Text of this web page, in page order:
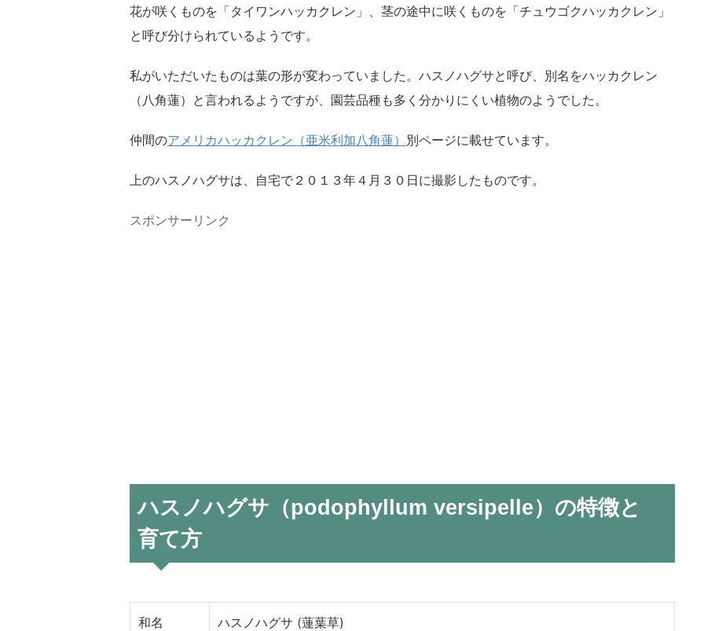
花が咲くものを「タイワンハッカクレン」、茎の途中に咲くものを「チュウゴクハッカクレン」
と呼び分けられているようです。
私がいただいたものは葉の形が変わっていました。ハスノハグサと呼び、別名をハッカクレン
（八角蓮）と言われるようですが、園芸品種も多く分かりにくい植物のようでした。
仲間のアメリカハッカクレン（亜米利加八角蓮） 別ページに載せています。
上のハスノハグサは、自宅で２０１３年４月３０日に撮影したものです。
スポンサーリンク
ハスノハグサ（podophyllum versipelle）の特徴と
育て方
和名 ハスノハグサ (蓮葉草)